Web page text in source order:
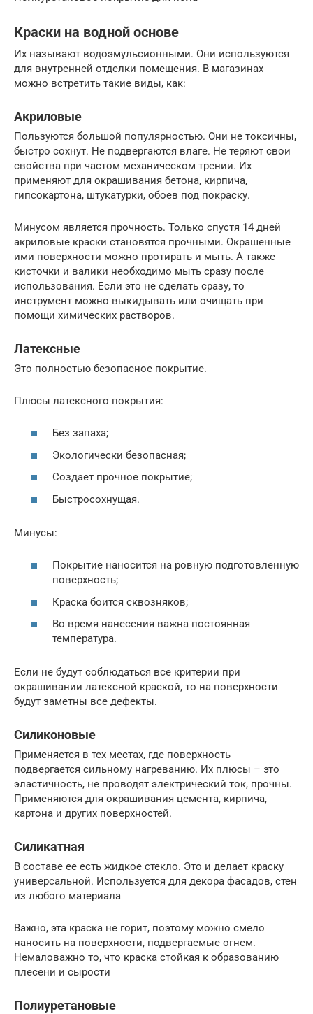
Краски на водной основе
Их называют водоэмульсионными. Они используются
для внутренней отделки помещения. В магазинах
можно встретить такие виды, как:
Акриловые
Пользуются большой популярностью. Они не токсичны,
быстро сохнут. Не подвергаются влаге. Не теряют свои
свойства при частом механическом трении. Их
применяют для окрашивания бетона, кирпича,
гипсокартона, штукатурки, обоев под покраску.
Минусом является прочность. Только спустя 14 дней
акриловые краски становятся прочными. Окрашенные
ими поверхности можно протирать и мыть. А также
кисточки и валики необходимо мыть сразу после
использования. Если это не сделать сразу, то
инструмент можно выкидывать или очищать при
помощи химических растворов.
Латексные
Это полностью безопасное покрытие.
Плюсы латексного покрытия:
Без запаха;
Экологически безопасная;
Создает прочное покрытие;
Быстросохнущая.
Минусы:
Покрытие наносится на ровную подготовленную
поверхность;
Краска боится сквозняков;
Во время нанесения важна постоянная
температура.
Если не будут соблюдаться все критерии при
окрашивании латексной краской, то на поверхности
будут заметны все дефекты.
Силиконовые
Применяется в тех местах, где поверхность
подвергается сильному нагреванию. Их плюсы – это
эластичность, не проводят электрический ток, прочны.
Применяются для окрашивания цемента, кирпича,
картона и других поверхностей.
Силикатная
В составе ее есть жидкое стекло. Это и делает краску
универсальной. Используется для декора фасадов, стен
из любого материала
Важно, эта краска не горит, поэтому можно смело
наносить на поверхности, подвергаемые огнем.
Немаловажно то, что краска стойкая к образованию
плесени и сырости
Полиуретановые